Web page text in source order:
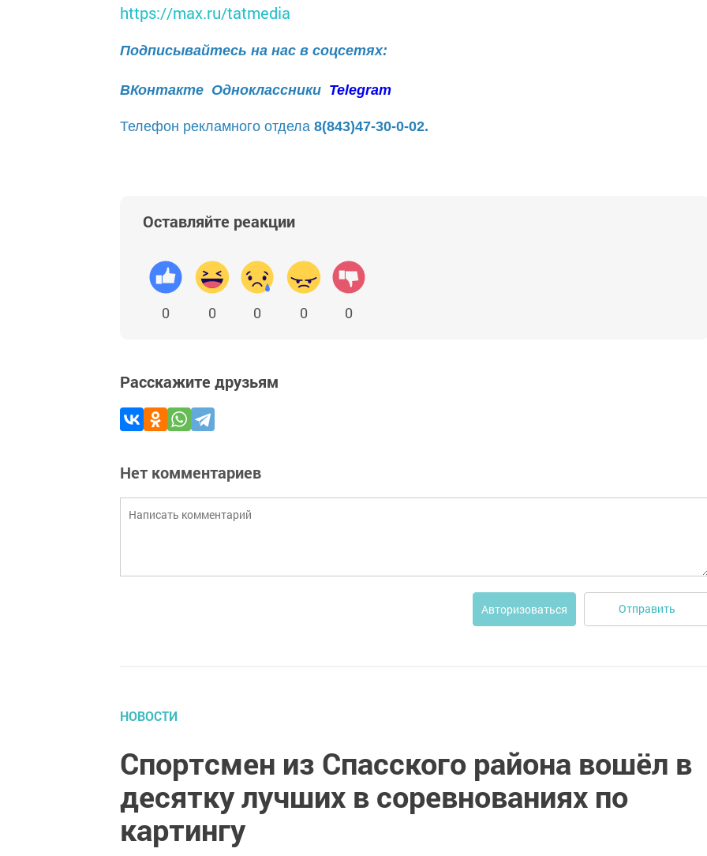
https://max.ru/tatmedia
Подписывайтесь на нас в соцсетях:
ВКонтакте Одноклассники Telegram
Телефон рекламного отдела 8(843)47-30-0-02.
Оставляйте реакции
0 0 0 0 0
Расскажите друзьям
Нет комментариев
Авторизоваться Отправить
НОВОСТИ
Спортсмен из Спасского района вошёл в
десятку лучших в соревнованиях по
картингу